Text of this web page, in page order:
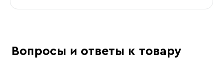
Вопросы и ответы к товару